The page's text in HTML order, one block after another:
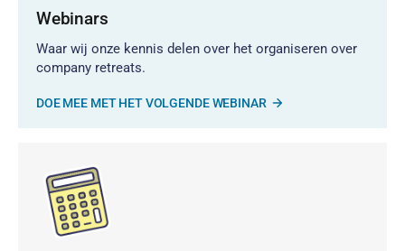
Webinars
Waar wij onze kennis delen over het organiseren over
company retreats.
DOE MEE MET HET VOLGENDE WEBINAR